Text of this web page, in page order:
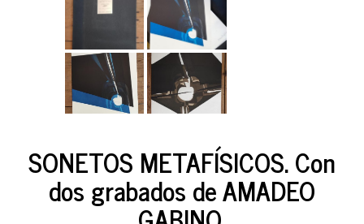
SONETOS METAFÍSICOS. Con
dos grabados de AMADEO